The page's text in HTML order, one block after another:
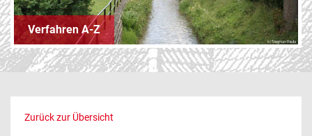
Verfahren A-Z
Zurück zur Übersicht